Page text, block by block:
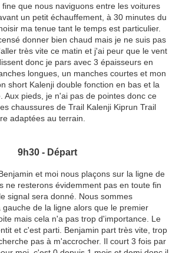
que nous naviguons entre les voitures
un petit échauffement, à 30 minutes du
ma tenue tant le temps est particulier.
donner bien chaud mais je ne suis pas
très vite ce matin et j'ai peur que le vent
donc je pars avec 3 épaisseurs en
longues, un manches courtes et mon
short Kalenji double fonction en bas et la
Aux pieds, je n'ai pas de pointes donc ce
chaussures de Trail Kalenji Kiprun Trail
adaptées au terrain.
9h30 - Départ
et moi nous plaçons sur la ligne de
ne resterons évidemment pas en toute fin
signal sera donné. Nous sommes
de la ligne alors que le premier
mais cela n'a pas trop d'importance. Le
et c'est parti. Benjamin part très vite, trop
pas à m'accrocher. Il court 3 fois par